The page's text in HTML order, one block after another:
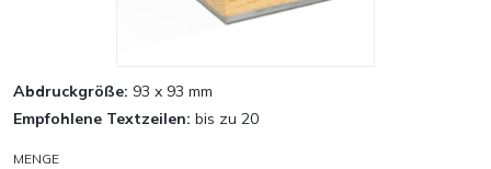
Abdruckgröße: 93 x 93 mm
Empfohlene Textzeilen: bis zu 20
MENGE